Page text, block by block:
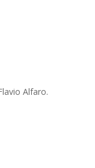
Alfaro.